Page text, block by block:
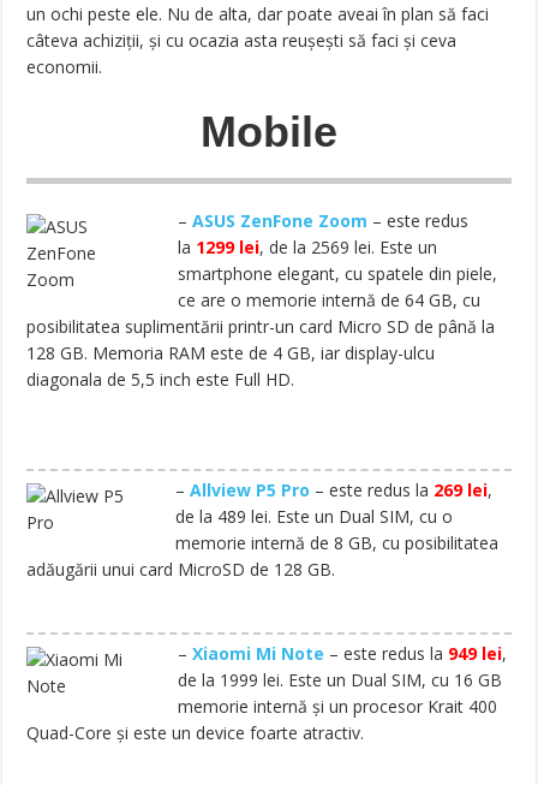
un ochi peste ele. Nu de alta, dar poate aveai în plan să faci
câteva achiziții, și cu ocazia asta reușești să faci și ceva
economii.
Mobile
–ASUS ZenFone Zoom – este redus
la 1299 lei, de la 2569 lei. Este un
smartphone elegant, cu spatele din piele,
ce are o memorie internă de 64 GB, cu
posibilitatea suplimentării printr-un card Micro SD de până la
128 GB. Memoria RAM este de 4 GB, iar display-ulcu
diagonala de 5,5 inch este Full HD.
–Allview P5 Pro – este redus la 269 lei,
de la 489 lei. Este un Dual SIM, cu o
memorie internă de 8 GB, cu posibilitatea
adăugării unui card MicroSD de 128 GB.
–Xiaomi Mi Note – este redus la 949 lei,
de la 1999 lei. Este un Dual SIM, cu 16 GB
memorie internă și un procesor Krait 400
Quad-Core și este un device foarte atractiv.